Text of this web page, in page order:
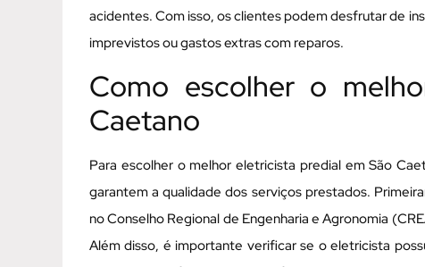
acidentes. Com isso, os clientes podem desfrutar de
imprevistos ou gastos extras com reparos.
Como escolher o
Caetano
Para escolher o melhor eletricista predial em São
garantem a qualidade dos serviços prestados.
no Conselho Regional de Engenharia e Agronomia
Além disso, é importante verificar se o eletricista